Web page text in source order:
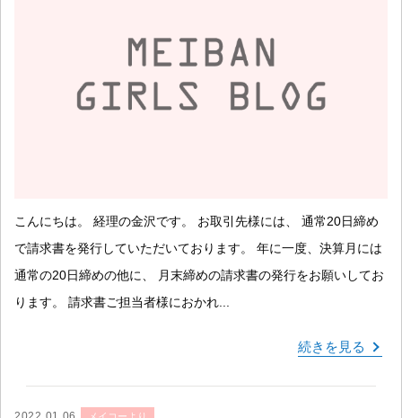
こんにちは。 経理の金沢です。 お取引先様には、 通常20日締め
で請求書を発行していただいております。 年に一度、決算月には
通常の20日締めの他に、 月末締めの請求書の発行をお願いしてお
ります。 請求書ご担当者様におかれ...
続きを見る